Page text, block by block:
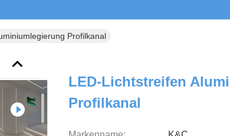
Profilkanal
LED-Lichtstreifen
Profilkanal